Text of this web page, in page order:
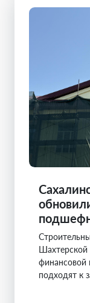
финансовой
подходят к